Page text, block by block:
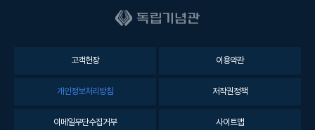
고객헌장 이용약관
개인정보처리방침 저작권정책
이메일무단수집거부 사이트맵